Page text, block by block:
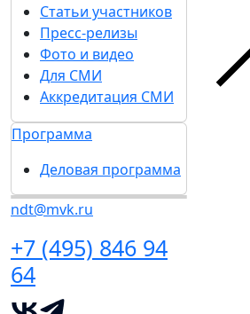
Статьи участников
Пресс-релизы
Фото и видео
Для СМИ
Аккредитация СМИ
Программа
Деловая программа
ndt@mvk.ru
+7 (495) 846 94
64